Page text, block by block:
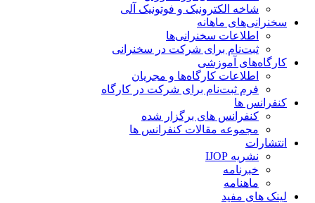
شاخه‌ الکترونیک و فوتونیک آلی
سخنرانی‌های ماهانه
اطلاعات سخنرانی‌‌ها
ثبت‌نام برای شرکت در سخنرانی
کارگاه‌های آموزشی
اطلاعات کارگاه‌ها و مجریان
فرم ثبت‌نام برای شرکت در کارگاه
کنفرانس ها
کنفرانس های برگزار شده
مجموعه مقالات کنفرانس ها
انتشارات
نشریه IJOP
خبرنامه
ماهنامه
لینک های مفید